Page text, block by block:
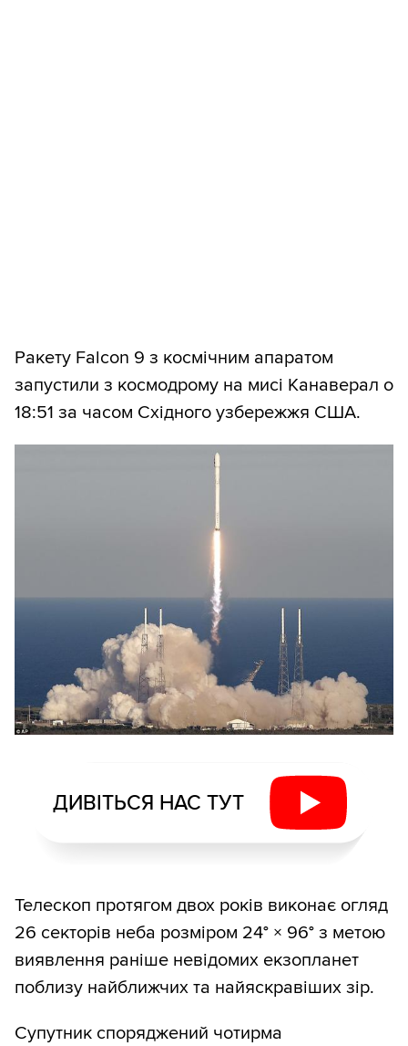
Ракету Falcon 9 з космічним апаратом
запустили з космодрому на мисі Канаверал о
18:51 за часом Східного узбережжя США.
ДИВІТЬСЯ НАС ТУТ
Телескоп протягом двох років виконає огляд
26 секторів неба розміром 24° × 96° з метою
виявлення раніше невідомих екзопланет
поблизу найближчих та найяскравіших зір.
Супутник споряджений чотирма